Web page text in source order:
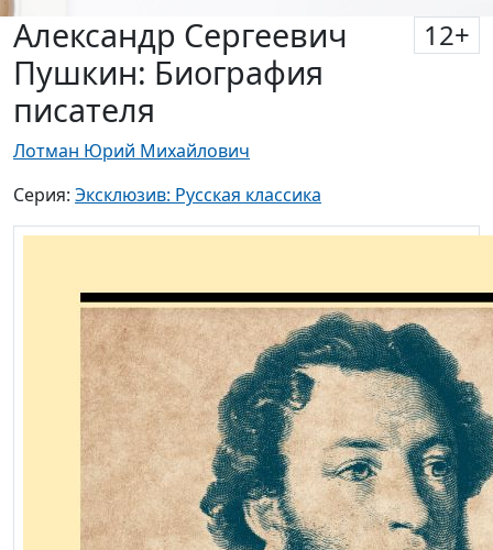
Александр Сергеевич
Пушкин: Биография
писателя
12+
Лотман Юрий Михайлович
Серия: Эксклюзив: Русская классика